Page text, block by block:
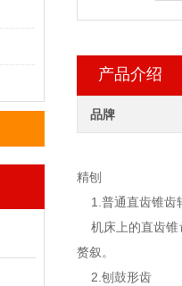
产品介绍
品牌
精刨
1.普通直齿锥齿
机床上的直齿锥
赘叙。
2.刨鼓形齿